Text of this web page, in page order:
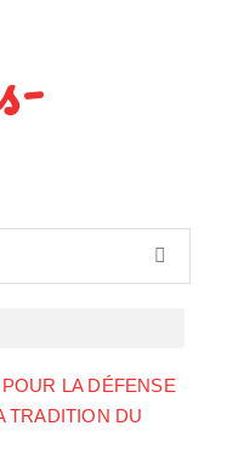
LA DÉFENSE
TRADITION DU